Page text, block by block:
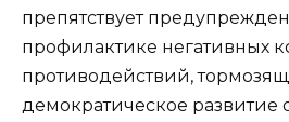
препятствует
профилактике негативных
противодействий,
демократическое развитие